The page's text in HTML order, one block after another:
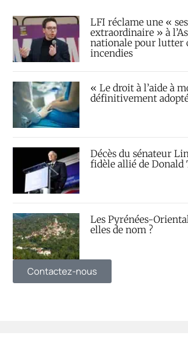
LFI réclame une «
extraordinaire » à
nationale pour lutter
incendies
« Le droit à l’aide à
définitivement
Décès du sénateur
fidèle allié de Donald
Les Pyrénées-
elles de nom ?
Contactez-nous